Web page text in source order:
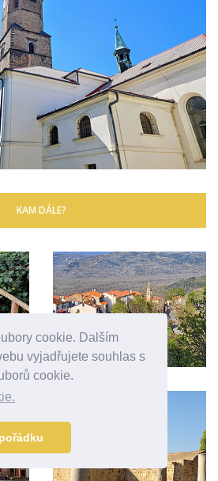
cookie. Dalším
vyjadřujete souhlas s
cookie.
KAM DÁLE?